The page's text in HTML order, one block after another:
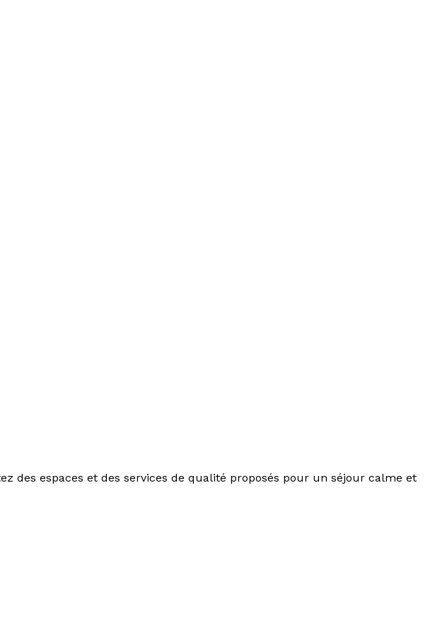
des espaces et des services de qualité proposés pour un séjour calme et